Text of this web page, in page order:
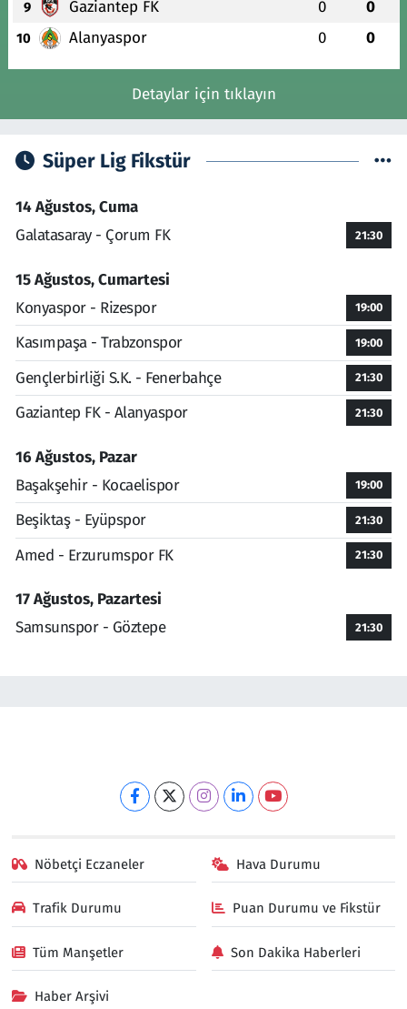
9 Gaziantep FK 0 0
10 Alanyaspor 0 0
Detaylar için tıklayın
Süper Lig Fikstür
14 Ağustos, Cuma
Galatasaray - Çorum FK
21:30
15 Ağustos, Cumartesi
Konyaspor - Rizespor
19:00
Kasımpaşa - Trabzonspor 19:00
Gençlerbirliği S.K. - Fenerbahçe 21:30
Gaziantep FK - Alanyaspor 21:30
16 Ağustos, Pazar
Başakşehir - Kocaelispor
19:00
Beşiktaş - Eyüpspor 21:30
Amed - Erzurumspor FK 21:30
17 Ağustos, Pazartesi
Samsunspor - Göztepe
21:30
Nöbetçi Eczaneler Hava Durumu
Trafik Durumu Puan Durumu ve Fikstür
Tüm Manşetler Son Dakika Haberleri
Haber Arşivi